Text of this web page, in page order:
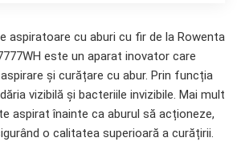
aspiratoare cu aburi cu fir de la Rowenta
este un aparat inovator care
și curățare cu abur. Prin funcția
vizibilă și bacteriile invizibile. Mai mult
aspirat înainte ca aburul să acționeze,
o calitatea superioară a curățirii.